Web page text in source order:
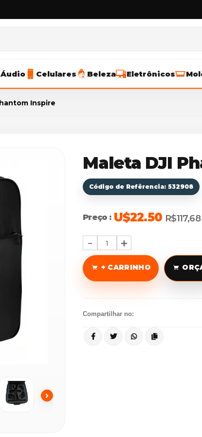
Celulares Beleza Eletrônicos
Inspire
Maleta DJI
Código de Refêrencia: 532908
Preço : U$22.50 R$117,68
1
+ CARRINHO
Compartilhar no: